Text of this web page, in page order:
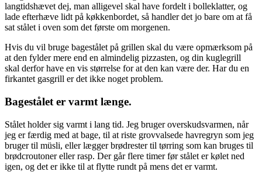
langtidshævet dej, man alligevel skal have fordelt i bolleklatter, og
lade efterhæve lidt på køkkenbordet, så handler det jo bare om at få
sat stålet i oven som det første om morgenen.
Hvis du vil bruge bagestålet på grillen skal du være opmærksom på
at den fylder mere end en almindelig pizzasten, og din kuglegrill
skal derfor have en vis størrelse for at den kan være der. Har du en
firkantet gasgrill er det ikke noget problem.
Bagestålet er varmt længe.
Stålet holder sig varmt i lang tid. Jeg bruger overskudsvarmen, når
jeg er færdig med at bage, til at riste grovvalsede havregryn som jeg
bruger til müsli, eller lægger brødrester til tørring som kan bruges til
brødcroutoner eller rasp. Der går flere timer før stålet er kølet ned
igen, og det er ikke til at flytte rundt på mens det er varmt.